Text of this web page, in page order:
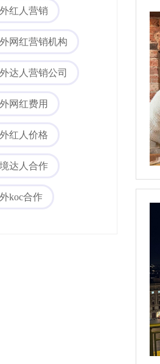
海外社媒代运营
红人营销
网红营销机构
达人营销公司
网红费用
红人价格
达人合作
koc合作